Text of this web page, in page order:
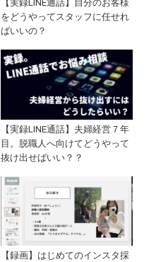
【実録LINE通話】自分のお客様
をどうやってスタッフに任せれ
ばいいの？
【実録LINE通話】夫婦経営７年
目。脱職人へ向けてどうやって
抜け出せばいい？？
【録画】はじめてのインスタ採